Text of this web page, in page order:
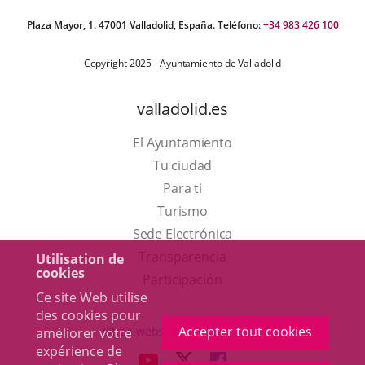
Utilisation de
cookies
Ce site Web utilise
des cookies pour
améliorer votre
expérience de
Accepter tout cookies
Plaza Mayor, 1. 47001 Valladolid, España. Teléfono:+34 983 426 100
Copyright 2025 - Ayuntamiento de Valladolid
valladolid.es
El Ayuntamiento
Tu ciudad
Para ti
TurismoEste
enlace
una
ventana
Sede Electrónica
externa.
Otras webs del ayuntamiento
ENLACEENLACEENLACE